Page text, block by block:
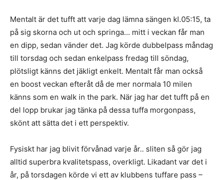
Mentalt är det tufft att varje dag lämna sängen kl.05:15, ta
på sig skorna och ut och springa… mitt i veckan får man
en dipp, sedan vänder det. Jag körde dubbelpass måndag
till torsdag och sedan enkelpass fredag till söndag,
plötsligt känns det jäkligt enkelt. Mentalt får man också
en boost veckan efteråt då de mer normala 10 milen
känns som en walk in the park. När jag har det tufft på en
del lopp brukar jag tänka på dessa tuffa morgonpass,
skönt att sätta det i ett perspektiv.
Fysiskt har jag blivit förvånad varje år.. sliten så gör jag
alltid superbra kvalitetspass, overkligt. Likadant var det i
år, på torsdagen körde vi ett av klubbens tuffare pass –